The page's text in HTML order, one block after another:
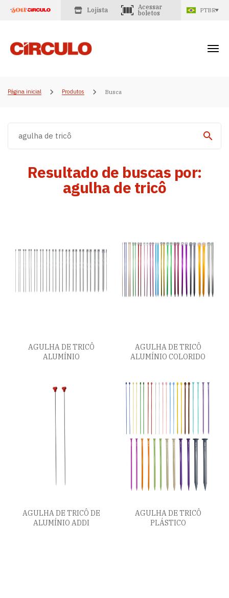
Lojista
Acessar
boletos
PTBR
Página inicial Produtos Busca
Resultado de buscas por:
agulha de tricô
AGULHA DE TRICÔ
ALUMÍNIO
AGULHA DE TRICÔ
ALUMÍNIO COLORIDO
AGULHA DE TRICÔ DE
ALUMÍNIO ADDI
AGULHA DE TRICÔ
PLÁSTICO